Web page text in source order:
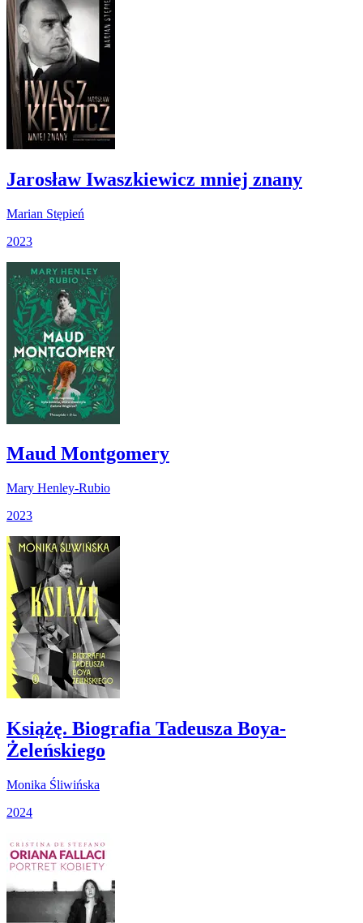
Jarosław Iwaszkiewicz mniej znany
Marian Stępień
2023
Maud Montgomery
Mary Henley-Rubio
2023
Książę. Biografia Tadeusza Boya-
Żeleńskiego
Monika Śliwińska
2024